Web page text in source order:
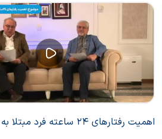
اهمیت رفتارهای 24 ساعته فرد مبتلا به دیابت